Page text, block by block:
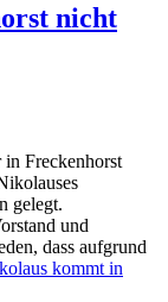
nicht
Freckenhorst
gelegt.
und
dass aufgrund
kommt in